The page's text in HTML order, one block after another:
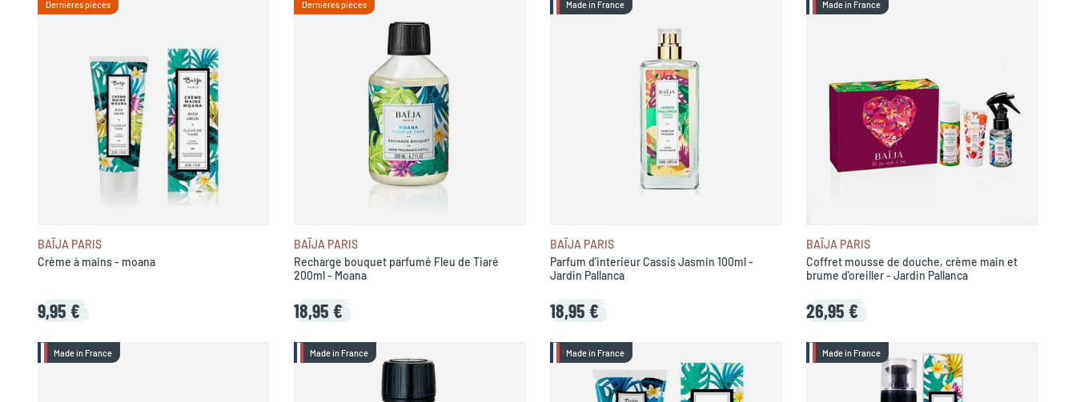
Dernières pièces
BAÏJA PARIS
Crème à mains - moana
9,95 €
Dernières pièces
BAÏJA PARIS
Recharge bouquet parfumé Fleu de Tiaré
200ml - Moana
18,95 €
Made in France
BAÏJA PARIS
Parfum d'interieur Cassis Jasmin 100ml -
Jardin Pallanca
18,95 €
Made in France
BAÏJA PARIS
Coffret mousse de douche, crème main et
brume d'oreiller - Jardin Pallanca
26,95 €
Made in France Made in France Made in France Made in France